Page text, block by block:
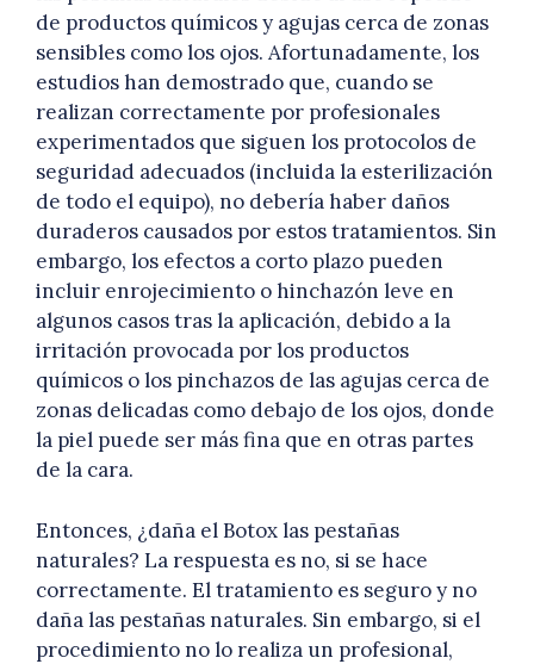
de productos químicos y agujas cerca de zonas
sensibles como los ojos. Afortunadamente, los
estudios han demostrado que, cuando se
realizan correctamente por profesionales
experimentados que siguen los protocolos de
seguridad adecuados (incluida la esterilización
de todo el equipo), no debería haber daños
duraderos causados por estos tratamientos. Sin
embargo, los efectos a corto plazo pueden
incluir enrojecimiento o hinchazón leve en
algunos casos tras la aplicación, debido a la
irritación provocada por los productos
químicos o los pinchazos de las agujas cerca de
zonas delicadas como debajo de los ojos, donde
la piel puede ser más fina que en otras partes
de la cara.
Entonces, ¿daña el Botox las pestañas
naturales? La respuesta es no, si se hace
correctamente. El tratamiento es seguro y no
daña las pestañas naturales. Sin embargo, si el
procedimiento no lo realiza un profesional,